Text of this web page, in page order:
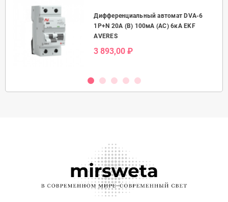
Дифференциальный автомат DVA-6
1P+N 20А (B) 100мА (AC) 6кА EKF
AVERES
3 893,00 ₽